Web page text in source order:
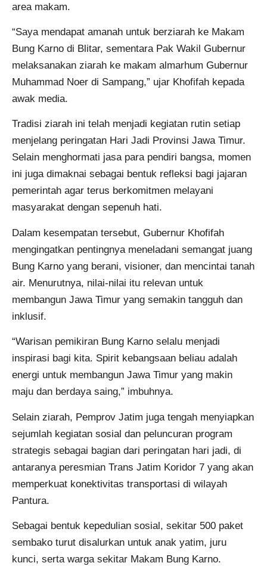
area makam.
“Saya mendapat amanah untuk berziarah ke Makam
Bung Karno di Blitar, sementara Pak Wakil Gubernur
melaksanakan ziarah ke makam almarhum Gubernur
Muhammad Noer di Sampang,” ujar Khofifah kepada
awak media.
Tradisi ziarah ini telah menjadi kegiatan rutin setiap
menjelang peringatan Hari Jadi Provinsi Jawa Timur.
Selain menghormati jasa para pendiri bangsa, momen
ini juga dimaknai sebagai bentuk refleksi bagi jajaran
pemerintah agar terus berkomitmen melayani
masyarakat dengan sepenuh hati.
Dalam kesempatan tersebut, Gubernur Khofifah
mengingatkan pentingnya meneladani semangat juang
Bung Karno yang berani, visioner, dan mencintai tanah
air. Menurutnya, nilai-nilai itu relevan untuk
membangun Jawa Timur yang semakin tangguh dan
inklusif.
“Warisan pemikiran Bung Karno selalu menjadi
inspirasi bagi kita. Spirit kebangsaan beliau adalah
energi untuk membangun Jawa Timur yang makin
maju dan berdaya saing,” imbuhnya.
Selain ziarah, Pemprov Jatim juga tengah menyiapkan
sejumlah kegiatan sosial dan peluncuran program
strategis sebagai bagian dari peringatan hari jadi, di
antaranya peresmian Trans Jatim Koridor 7 yang akan
memperkuat konektivitas transportasi di wilayah
Pantura.
Sebagai bentuk kepedulian sosial, sekitar 500 paket
sembako turut disalurkan untuk anak yatim, juru
kunci, serta warga sekitar Makam Bung Karno.